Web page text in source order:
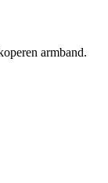
armband.